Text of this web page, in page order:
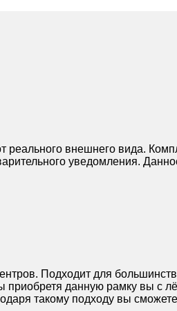
реального внешнего вида.
уведомления.
Подходит для
данную рамку вы с
такому подходу вы сможете